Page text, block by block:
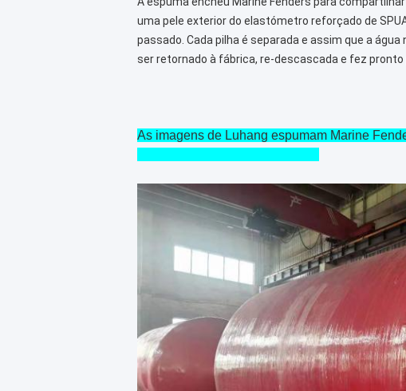
uma pele exterior do elastómetro reforçado de
passado. Cada pilha é separada e assim que a
ser retornado à fábrica, re-descascada e fez pronto
As imagens de Luhang espumam Marine